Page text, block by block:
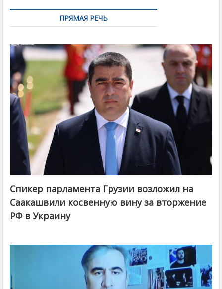
ПРЯМАЯ РЕЧЬ
Спикер парламента Грузии возложил на
Саакашвили косвенную вину за вторжение
РФ в Украину